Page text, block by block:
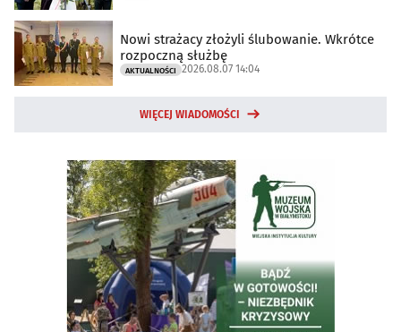
Nowi strażacy złożyli ślubowanie. Wkrótce
rozpoczną służbę
AKTUALNOŚCI 2026.08.07 14:04
WIĘCEJ WIADOMOŚCI